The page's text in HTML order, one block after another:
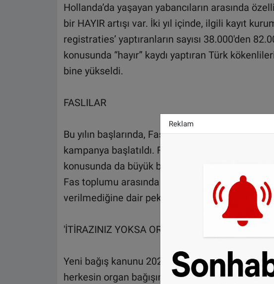
Hollanda’da yaşayan yabancıların arasında
bir HAYIR artışı var. İki yıl içinde, ilgili kayıt
registraties’ yaptıranların sayısı 38.000'den
konusunda “hayır” kaydı yaptıran Türk
bine yükseldi.
FASLILAR
Bu yılın başlarında, Faslılara kök hücre
kampanya başlatıldı. Faslı özgeçmişe sahip
konusunda da büyük bir sıkıntısı var.
Fas toplumu arasında İslam tarafından organ
verilmediğine dair pek çok belirsizlik var.
'İTİRAZINIZ YOKSA ORGANLARINIZ ALINACAK'
Yeni bağış kanunu 2020 yazında yürürlüğe
herkesin organ bağışına 'itirazı yok' anlamına
Reklam